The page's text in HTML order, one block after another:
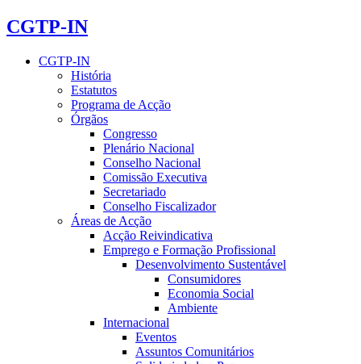
CGTP-IN
CGTP-IN
História
Estatutos
Programa de Acção
Órgãos
Congresso
Plenário Nacional
Conselho Nacional
Comissão Executiva
Secretariado
Conselho Fiscalizador
Áreas de Acção
Acção Reivindicativa
Emprego e Formação Profissional
Desenvolvimento Sustentável
Consumidores
Economia Social
Ambiente
Internacional
Eventos
Assuntos Comunitários